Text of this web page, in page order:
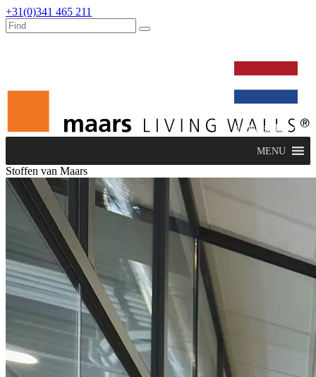
+31(0)341 465 211
nederlands
MENU
Stoffen van Maars